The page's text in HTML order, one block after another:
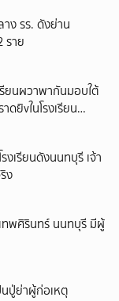
ง รร. ดังย่าน
ราย
ยนผวาพากันมอบใต้
ดยิvในโรงเรียน
น้า เสียงปืนดังสนั่น
งเรียนดังนนทบุรี เจ้า
ง
ทพศิรินทร์ นนทบุรี มีผู้
ปู่ย่าผู้ก่อเหตุ